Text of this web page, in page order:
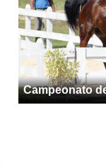
Campeonato